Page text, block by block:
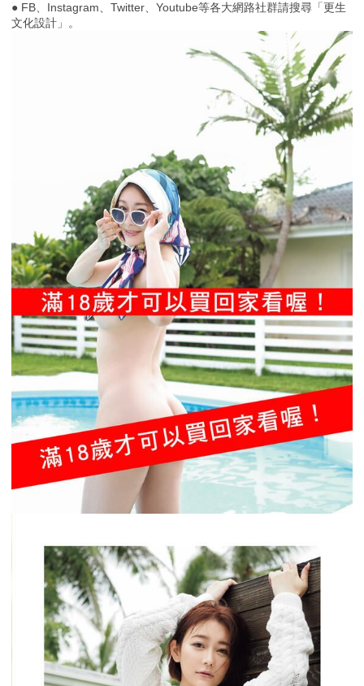
● FB、Instagram、Twitter、Youtube等各大網路社群請搜尋「更生
文化設計」。